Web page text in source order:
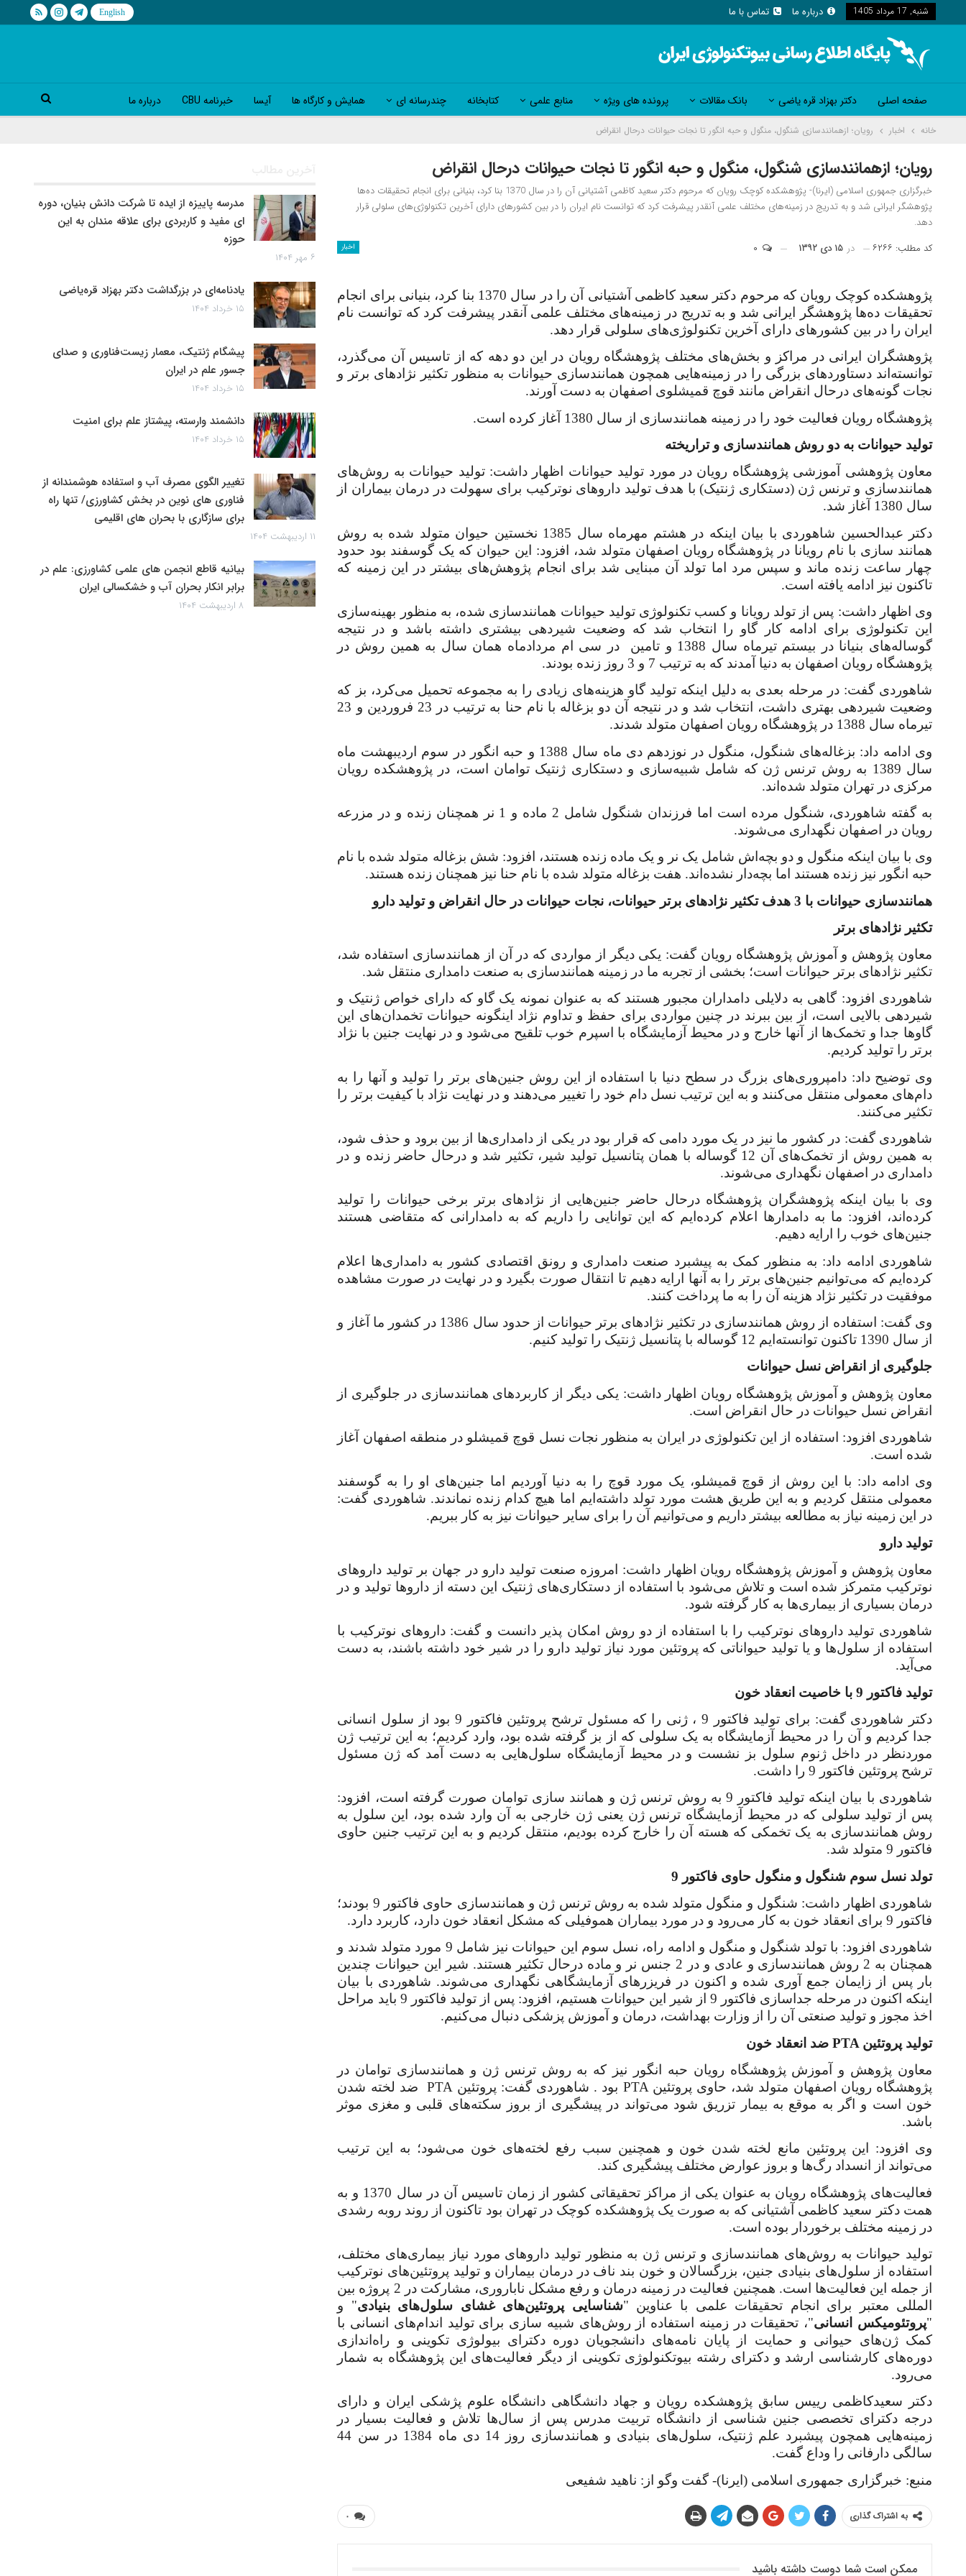
شنبه, 17 مرداد 1405 درباره ما تماس با ما
صفحه اصلی دکتر بهزاد قره یاضی بانک مقالات پرونده های ویژه منابع علمی کتابخانه چندرسانه ای همایش و کارگاه ها آیسا خبرنامه CBU درباره ما
خانه اخبار رویان؛ ازهمانندسازی شنگول، منگول و حبه انگور تا نجات حیوانات درحال انقراض
رویان؛ ازهمانندسازی شنگول، منگول و حبه انگور تا نجات حیوانات درحال انقراض
خبرگزاری جمهوری اسلامی (ایرنا)- پژوهشکده کوچک رویان که مرحوم دکتر سعید کاظمی آشتیانی آن را در سال 1370 بنا کرد، بنیانی برای انجام تحقیقات ده‌ها
پژوهشگر ایرانی شد و به تدریج در زمینه‌های مختلف علمی آنقدر پیشرفت کرد که توانست نام ایران را در بین کشورهای دارای آخرین تکنولوژی‌های سلولی قرار
دهد.
اخبار کد مطلب: ۶۲۶۶ در ۱۵ دی ۱۳۹۲
پژوهشکده کوچک رویان که مرحوم دکتر سعید کاظمی آشتیانی آن را در سال 1370 بنا کرد، بنیانی برای انجام
تحقیقات ده‌ها پژوهشگر ایرانی شد و به تدریج در زمینه‌های مختلف علمی آنقدر پیشرفت کرد که توانست نام
ایران را در بین کشورهای دارای آخرین تکنولوژی‌های سلولی قرار دهد.
پژوهشگران ایرانی در مراکز و بخش‌های مختلف پژوهشگاه رویان در این دو دهه که از تاسیس آن می‌گذرد،
توانسته‌اند دستاوردهای بزرگی را در زمینه‌هایی همچون همانندسازی حیوانات به منظور تکثیر نژادهای برتر و
نجات گونه‌های درحال انقراض مانند قوچ قمیشلوی اصفهان به دست آورند.
پژوهشگاه رویان فعالیت خود را در زمینه همانندسازی از سال 1380 آغاز کرده است
.
تولید حیوانات به دو روش همانندسازی و تراریخته
معاون پژوهشی آموزشی پژوهشگاه رویان در مورد تولید حیوانات اظهار داشت: تولید حیوانات به روش‌های
همانندسازی و ترنس ژن (دستکاری ژنتیک) با هدف تولید داروهای نوترکیب برای سهولت در درمان بیماران از
سال 1380 آغاز شد.
دکتر عبدالحسین شاهوردی با بیان اینکه در هشتم مهرماه سال 1385 نخستین حیوان متولد شده به روش
همانند سازی با نام رویانا در پژوهشگاه رویان اصفهان متولد شد، افزود: این حیوان که یک گوسفند بود حدود
چهار ساعت زنده ماند و سپس مرد اما تولد آن مبنایی شد برای انجام پژوهش‌های بیشتر در این زمینه که
تاکنون نیز ادامه یافته است.
وی اظهار داشت: پس از تولد رویانا و کسب تکنولوژی تولید حیوانات همانندسازی شده، به منظور بهینه‌سازی
این تکنولوژی برای ادامه کار گاو را انتخاب شد که وضعیت شیردهی بیشتری داشته باشد و در نتیجه
گوساله‌های بنیانا در بیستم تیرماه سال 1388 و تامین
در سی ام مردادماه همان سال به همین روش در
پژوهشگاه رویان اصفهان به دنیا آمدند که به ترتیب 7 و 3 روز زنده بودند.
شاهوردی گفت: در مرحله بعدی به دلیل اینکه تولید گاو هزینه‌های زیادی را به مجموعه تحمیل می‌کرد، بز که
وضعیت شیردهی بهتری داشت، انتخاب شد و در نتیجه آن دو بزغاله با نام حنا به ترتیب در 23 فروردین و 23
تیرماه سال 1388 در پژوهشگاه رویان اصفهان متولد شدند
.
وی ادامه داد: بزغاله‌های شنگول، منگول در نوزدهم دی ماه سال 1388 و حبه انگور در سوم اردیبهشت ماه
سال 1389 به روش ترنس ژن که شامل شبیه‌سازی و دستکاری ژنتیک توامان است، در پژوهشکده رویان
مرکزی در تهران متولد شده‌اند.
به گفته شاهوردی، شنگول مرده است اما فرزندان شنگول شامل 2 ماده و 1 نر همچنان زنده و در مزرعه
رویان در اصفهان نگهداری می‌شوند.
وی با بیان اینکه منگول و دو بچه‌اش شامل یک نر و یک ماده زنده هستند، افزود: شش بزغاله متولد شده با نام
حبه انگور نیز زنده هستند اما بچه‌دار نشده‌اند. هفت بزغاله متولد شده با نام حنا نیز همچنان زنده هستند.
همانندسازی حیوانات با 3 هدف تکثیر نژادهای برتر حیوانات، نجات حیوانات در حال انقراض و تولید دارو
تکثیر نژادهای برتر
معاون پژوهش و آموزش پژوهشگاه رویان گفت: یکی دیگر از مواردی که در آن از همانندسازی استفاده شد،
تکثیر نژادهای برتر حیوانات است؛ بخشی از تجربه ما در زمینه همانندسازی به صنعت دامداری منتقل شد.
شاهوردی افزود: گاهی به دلایلی دامداران مجبور هستند که به عنوان نمونه یک گاو که دارای خواص ژنتیک و
شیردهی بالایی است، از بین ببرند در چنین مواردی برای حفظ و تداوم نژاد اینگونه حیوانات تخمدان‌های این
گاوها جدا و تخمک‌ها از آنها خارج و در محیط آزمایشگاه با اسپرم خوب تلقیح می‌شود و در نهایت جنین با نژاد
برتر را تولید کردیم.
وی توضیح داد: دامپروری‌های بزرگ در سطح دنیا با استفاده از این روش جنین‌های برتر را تولید و آنها را به
دام‌های معمولی منتقل می‌کنند و به این ترتیب نسل دام خود را تغییر می‌دهند و در نهایت نژاد با کیفیت برتر را
تکثیر می‌کنند.
شاهوردی گفت: در کشور ما نیز در یک مورد دامی که قرار بود در یکی از دامداری‌ها از بین برود و حذف شود،
به همین روش از تخمک‌های آن 12 گوساله با همان پتانسیل تولید شیر، تکثیر شد و درحال حاضر زنده و در
دامداری در اصفهان نگهداری می‌شوند.
وی با بیان اینکه پژوهشگران پژوهشگاه درحال حاضر جنین‌هایی از نژادهای برتر برخی حیوانات را تولید
کرده‌اند، افزود: ما به دامدارها اعلام کرده‌ایم که این توانایی را داریم که به دامدارانی که متقاضی هستند
جنین‌های خوب را ارایه دهیم.
شاهوردی ادامه داد: به منظور کمک به پیشبرد صنعت دامداری و رونق اقتصادی کشور به دامداری‌ها اعلام
کرده‌ایم که می‌توانیم جنین‌های برتر را به آنها ارایه دهیم تا انتقال صورت بگیرد و در نهایت در صورت مشاهده
موفقیت در تکثیر نژاد هزینه آن را به ما پرداخت کنند.
وی گفت: استفاده از روش همانندسازی در تکثیر نژادهای برتر حیوانات از حدود سال 1386 در کشور ما آغاز و
از سال 1390 تاکنون توانسته‌ایم 12 گوساله با پتانسیل ژنتیک را تولید کنیم.
جلوگیری از انقراض نسل حیوانات
معاون پژوهش و آموزش پژوهشگاه رویان اظهار داشت: یکی دیگر از کاربردهای همانندسازی در جلوگیری از
انقراض نسل حیوانات در حال انقراض است.
شاهوردی افزود: استفاده از این تکنولوژی در ایران به منظور نجات نسل قوچ قمیشلو در منطقه اصفهان آغاز
شده است.
وی ادامه داد: با این روش از قوچ قمیشلو، یک مورد قوچ را به دنیا آوردیم اما جنین‌های او را به گوسفند
معمولی منتقل کردیم و به این طریق هشت مورد تولد داشته‌ایم اما هیچ کدام زنده نماندند. شاهوردی گفت:
در این زمینه نیاز به مطالعه بیشتر داریم و می‌توانیم آن را برای سایر حیوانات نیز به کار ببریم.
تولید دارو
معاون پژوهش و آموزش پژوهشگاه رویان اظهار داشت: امروزه صنعت تولید دارو در جهان بر تولید داروهای
نوترکیب متمرکز شده است و تلاش می‌شود با استفاده از دستکاری‌های ژنتیک این دسته از داروها تولید و در
درمان بسیاری از بیماری‌ها به کار گرفته شود.
شاهوردی تولید داروهای نوترکیب را با استفاده از دو روش امکان پذیر دانست و گفت: داروهای نوترکیب با
استفاده از سلول‌ها و یا تولید حیواناتی که پروتئین مورد نیاز تولید دارو را در شیر خود داشته باشند، به دست
می‌آید.
تولید فاکتور 9 با خاصیت انعقاد خون
دکتر شاهوردی گفت: برای تولید فاکتور 9 ، ژنی را که مسئول ترشح پروتئین فاکتور 9 بود از سلول انسانی
جدا کردیم و آن را در محیط آزمایشگاه به یک سلولی که از بز گرفته شده بود، وارد کردیم؛ به این ترتیب ژن
موردنظر در داخل ژنوم سلول بز نشست و در محیط آزمایشگاه سلول‌هایی به دست آمد که ژن مسئول
ترشح پروتئین فاکتور 9 را داشت
.
شاهوردی با بیان اینکه تولید فاکتور 9 به روش ترنس ژن و همانند سازی توامان صورت گرفته است، افزود:
پس از تولید سلولی که در محیط آزمایشگاه ترنس ژن یعنی ژن خارجی به آن وارد شده بود، این سلول به
روش همانندسازی به یک تخمکی که هسته آن را خارج کرده بودیم، منتقل کردیم و به این ترتیب جنین حاوی
فاکتور 9 متولد شد
.
تولد نسل سوم شنگول و منگول حاوی فاکتور 9
شاهوردی اظهار داشت: شنگول و منگول متولد شده به روش ترنس ژن و همانندسازی حاوی فاکتور 9 بودند؛
فاکتور 9 برای انعقاد خون به کار می‌رود و در مورد بیماران هموفیلی که مشکل انعقاد خون دارد، کاربرد دارد.
شاهوردی افزود: با تولد شنگول و منگول و ادامه راه، نسل سوم این حیوانات نیز شامل 9 مورد متولد شدند و
همچنان به 2 روش همانندسازی و عادی و در 2 جنس نر و ماده درحال تکثیر هستند. شیر این حیوانات چندین
بار پس از زایمان جمع آوری شده و اکنون در فریزرهای آزمایشگاهی نگهداری می‌شوند. شاهوردی با بیان
اینکه اکنون در مرحله جداسازی فاکتور 9 از شیر این حیوانات هستیم، افزود:
پس از تولید فاکتور 9 باید مراحل
اخذ مجوز و تولید صنعتی آن را از وزارت بهداشت، درمان و آموزش پزشکی دنبال می‌کنیم.
تولید پروتئین PTA ضد انعقاد خون
معاون پژوهش و آموزش پژوهشگاه رویان حبه انگور نیز که به روش ترنس ژن و همانندسازی توامان در
پژوهشگاه رویان اصفهان متولد شد، حاوی پروتئین PTA بود . شاهوردی گفت: پروتئین PTA
ضد لخته شدن
خون است و اگر به موقع به بیمار تزریق شود می‌تواند در پیشگیری از بروز سکته‌های قلبی و مغزی موثر
باشد.
وی افزود: این پروتئین مانع لخته شدن خون و همچنین سبب رفع لخته‌های خون می‌شود؛ به این ترتیب
می‌تواند از انسداد رگ‌ها و بروز عوارض مختلف پیشگیری کند.
فعالیت‌های پژوهشگاه رویان به عنوان یکی از مراکز تحقیقاتی کشور از زمان تاسیس آن در سال 1370 و به
همت دکتر سعید کاظمی آشتیانی که به صورت یک پژوهشکده کوچک در تهران بود تاکنون از روند روبه رشدی
در زمینه مختلف برخوردار بوده است.
تولید حیوانات به روش‌های همانندسازی و ترنس ژن به منظور تولید داروهای مورد نیاز بیماری‌های مختلف،
استفاده از سلول‌های بنیادی جنین، بزرگسالان و خون بند ناف در درمان بیماران و تولید پروتئین‌های نوترکیب
از جمله این فعالیت‌ها است.
همچنین فعالیت در زمینه درمان و رفع مشکل ناباروری، مشارکت در 2 پروژه بین
المللی معتبر برای انجام تحقیقات علمی با عناوین "شناسایی پروتئین‌های غشای سلول‌های بنیادی" و
"پروتئومیکس انسانی"، تحقیقات در زمینه استفاده از روش‌های شبیه سازی برای تولید اندام‌های انسانی با
کمک ژن‌های حیوانی و حمایت از پایان نامه‌های دانشجویان دوره دکترای بیولوژی تکوینی و راه‌اندازی
دوره‌های کارشناسی ارشد و دکترای رشته بیوتکنولوژی تکوینی از دیگر فعالیت‌های این پژوهشگاه به شمار
می‌رود.
دکتر سعیدکاظمی رییس سابق پژوهشکده رویان و جهاد دانشگاهی دانشگاه علوم پژشکی ایران و دارای
درجه دکترای تخصصی جنین شناسی از دانشگاه تربیت مدرس پس از سال‌ها تلاش و فعالیت بسیار در
زمینه‌هایی همچون پیشبرد علم ژنتیک، سلول‌های بنیادی و همانندسازی روز 14 دی ماه 1384 در سن 44
سالگی دارفانی را وداع گفت.
منبع: خبرگزاری جمهوری اسلامی (ایرنا)- گفت وگو از: ناهید شفیعی
۰ به اشتراک گذاری
ممکن است شما دوست داشته باشید
آخرین مطالب
مدرسه پاییزه از ایده تا شرکت دانش بنیان، دوره
ای مفید و کاربردی برای علاقه مندان به این
حوزه
۶ مهر ۱۴۰۴
یادنامه‌ای در بزرگداشت دکتر بهزاد قره‌یاضی
۱۵ خرداد ۱۴۰۴
پیشگام ژنتیک، معمار زیست‌فناوری و صدای
جسور علم در ایران
۱۵ خرداد ۱۴۰۴
دانشمند وارسته، پیشتاز علم برای امنیت
۱۵ خرداد ۱۴۰۴
تغییر الگوی مصرف آب و استفاده هوشمندانه از
فناوری های نوین در بخش کشاورزی/ تنها راه
برای سازگاری با بحران های اقلیمی
۱۱ اردیبهشت ۱۴۰۴
بیانیه قاطع انجمن های علمی کشاورزی: علم در
برابر انکار بحران آب و خشکسالی ایران
۸ اردیبهشت ۱۴۰۴